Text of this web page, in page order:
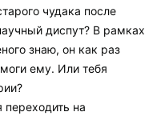
чудака после
диспут? В рамках
знаю, он как раз
ему. Или тебя
переходить на